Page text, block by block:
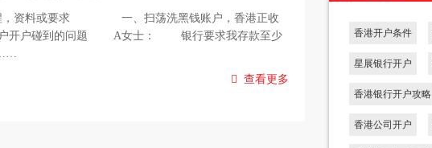
，资料或要求 一、扫荡洗黑钱账户，香港正收
户开户碰到的问题 A女士： 银行要求我存款至少
查看更多
香港开户条件
星展银行开户
香港银行开户攻略
香港公司开户